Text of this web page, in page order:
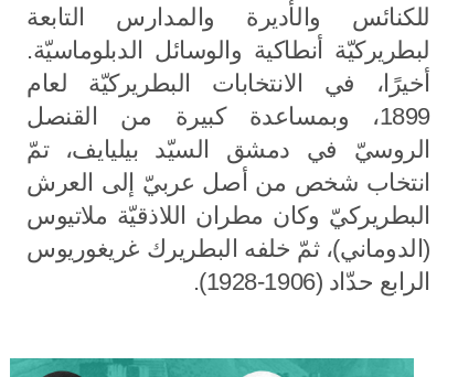
للكنائس والأديرة والمدارس التابعة
لبطريركيّة أنطاكية والوسائل الدبلوماسيّة.
أخيرًا، في الانتخابات البطريركيّة لعام
1899، وبمساعدة كبيرة من القنصل
الروسيّ في دمشق السيّد بيليايف، تمّ
انتخاب شخص من أصل عربيّ إلى العرش
البطريركيّ وكان مطران اللاذقيّة ملاتيوس
(الدوماني)، ثمّ خلفه البطريرك غريغوريوس
الرابع حدّاد (1906-1928).